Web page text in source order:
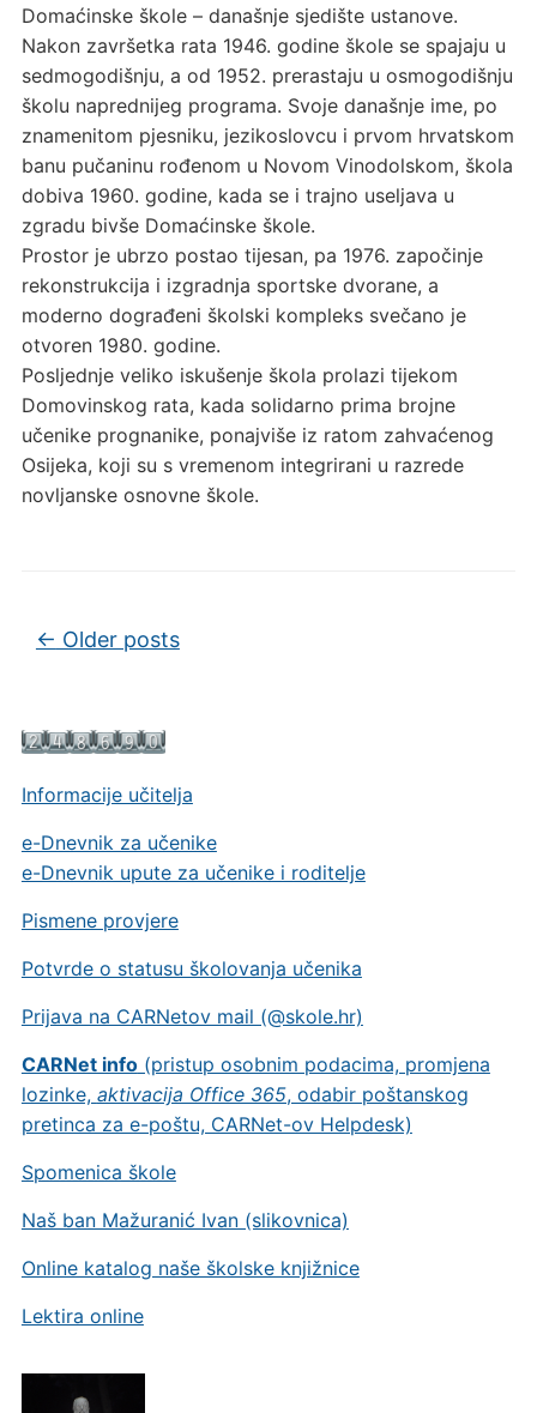
Informacije učitelja
e-Dnevnik za učenike
e-Dnevnik upute za učenike i roditelje
Pismene provjere
Potvrde o statusu školovanja učenika
Prijava na CARNetov mail (@skole.hr)
CARNet info(pristup osobnim podacima, promjena
lozinke, aktivacija Office 365, odabir poštanskog
pretinca za e-poštu, CARNet-ov Helpdesk)
Spomenica škole
Naš ban Mažuranić Ivan (slikovnica)
Online katalog naše školske knjižnice
Lektira online
Domaćinske škole – današnje sjedište ustanove.
Nakon završetka rata 1946. godine škole se spajaju u
sedmogodišnju, a od 1952. prerastaju u osmogodišnju
školu naprednijeg programa. Svoje današnje ime, po
znamenitom pjesniku, jezikoslovcu i prvom hrvatskom
banu pučaninu rođenom u Novom Vinodolskom, škola
dobiva 1960. godine, kada se i trajno useljava u
zgradu bivše Domaćinske škole.
Prostor je ubrzo postao tijesan, pa 1976. započinje
rekonstrukcija i izgradnja sportske dvorane, a
moderno dograđeni školski kompleks svečano je
otvoren 1980. godine.
Posljednje veliko iskušenje škola prolazi tijekom
Domovinskog rata, kada solidarno prima brojne
učenike prognanike, ponajviše iz ratom zahvaćenog
Osijeka, koji su s vremenom integrirani u razrede
novljanske osnovne škole.
Post navigation
← Older posts